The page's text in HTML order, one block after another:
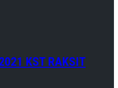
KST RAKSIT